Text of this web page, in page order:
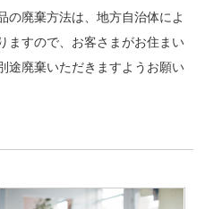
の廃棄方法は、地方自治体によ
ますので、お客さまがお住まい
途廃棄いただきますようお願い